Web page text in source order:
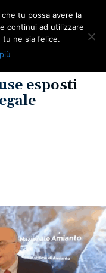
ONA TV
esposti
tu possa avere la
continui ad utilizzare
tu ne sia felice.